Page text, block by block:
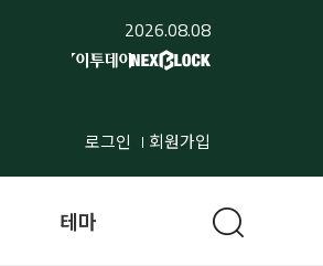
2026.08.08
로그인 회원가입
테마